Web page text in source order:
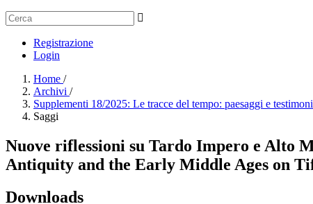
Registrazione
Login
Home /
Archivi /
Supplementi 18/2025: Le tracce del tempo: paesaggi e
Saggi
Nuove riflessioni su Tardo Impero e Alto
Antiquity and the Early Middle Ages on
Downloads